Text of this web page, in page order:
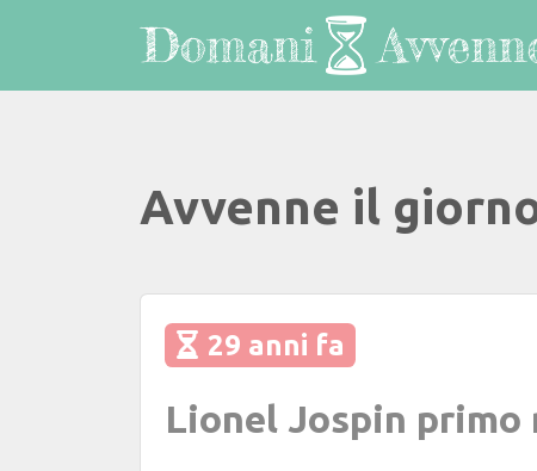
Avvenne il
29 anni fa
Lionel Jospin